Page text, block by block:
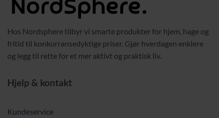
Hos Nordsphere tilbyr vi smarte produkter for hjem, hage og
fritid til konkurransedyktige priser. Gjør hverdagen enklere
og legg til rette for et mer aktivt og praktisk liv.
Hjelp & kontakt
Kundeservice